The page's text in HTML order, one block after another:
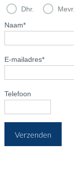
Dhr.
Mevr.
Naam*
E-mailadres*
Telefoon